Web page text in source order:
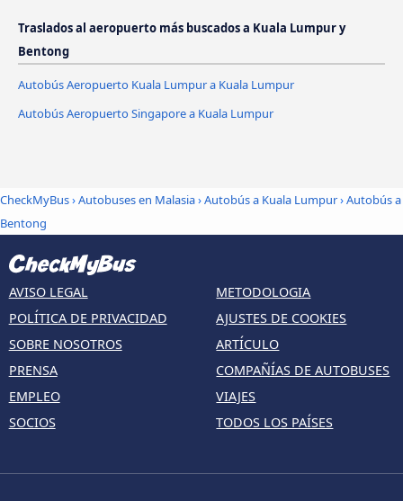
Traslados al aeropuerto más buscados a Kuala Lumpur y
Bentong
Autobús Aeropuerto Kuala Lumpur a Kuala Lumpur
Autobús Aeropuerto Singapore a Kuala Lumpur
CheckMyBus›Autobuses en Malasia›Autobús a Kuala Lumpur›Autobús a
Bentong
AVISO LEGAL
POLÍTICA DE PRIVACIDAD
SOBRE NOSOTROS
PRENSA
EMPLEO
SOCIOS
METODOLOGIA
AJUSTES DE COOKIES
ARTÍCULO
COMPAÑÍAS DE AUTOBUSES
VIAJES
TODOS LOS PAÍSES